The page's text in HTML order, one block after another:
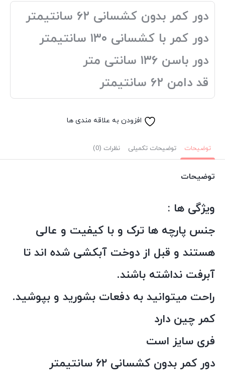
دور کمر بدون کشسانی ۶۲ سانتیمتر
دور کمر با کشسانی ۱۳۰ سانتیمتر
دور باسن ۱۳۶ سانتی متر
قد دامن ۶۲ سانتیمتر
افزودن به علاقه مندی ها
توضیحات توضیحات تکمیلی نظرات (0)
توضیحات
ویژگی ها :
جنس پارچه ها ترک و با کیفیت و عالی
هستند و قبل از دوخت آبکشی شده اند تا
آبرفت نداشته باشند.
راحت میتوانید به دفعات بشورید و بپوشید.
کمر چین دارد
فری سایز است
دور کمر بدون کشسانی ۶۲ سانتیمتر